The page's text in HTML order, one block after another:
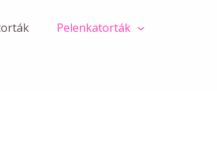
Pelenkatorták